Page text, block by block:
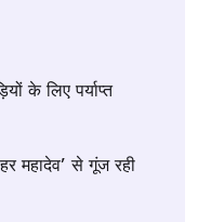
के लिए पर्याप्त
महादेव’ से गूंज रही